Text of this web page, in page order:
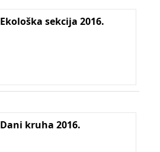
Ekološka sekcija 2016.
Dani kruha 2016.